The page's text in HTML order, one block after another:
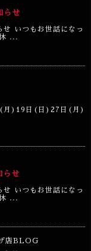
らせ
せ いつもお世話になっ
...
(月)19日(日)27日(月)
らせ
せ いつもお世話になっ
...
店BLOG